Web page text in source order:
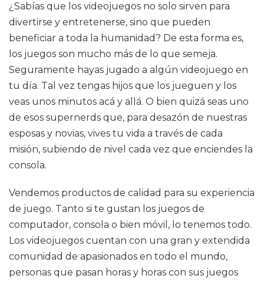
¿Sabías que los videojuegos no solo sirven para
divertirse y entretenerse, sino que pueden
beneficiar a toda la humanidad? De esta forma es,
los juegos son mucho más de lo que semeja.
Seguramente hayas jugado a algún videojuego en
tu día. Tal vez tengas hijos que los jueguen y los
veas unos minutos acá y allá. O bien quizá seas uno
de esos supernerds que, para desazón de nuestras
esposas y novias, vives tu vida a través de cada
misión, subiendo de nivel cada vez que enciendes la
consola.
Vendemos productos de calidad para su experiencia
de juego. Tanto si te gustan los juegos de
computador, consola o bien móvil, lo tenemos todo.
Los videojuegos cuentan con una gran y extendida
comunidad de apasionados en todo el mundo,
personas que pasan horas y horas con sus juegos